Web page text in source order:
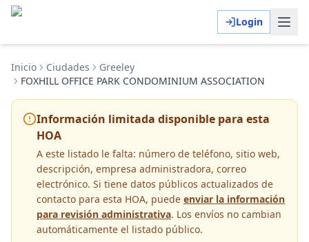
Login
Inicio Ciudades
Greeley
FOXHILL OFFICE PARK CONDOMINIUM ASSOCIATION
Información limitada disponible para esta
HOA
A este listado le falta: número de teléfono, sitio web,
descripción, empresa administradora, correo
electrónico. Si tiene datos públicos actualizados de
contacto para esta HOA, puede enviar la información
para revisión administrativa. Los envíos no cambian
automáticamente el listado público.